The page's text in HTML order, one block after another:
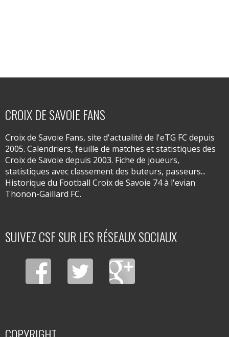
CROIX DE SAVOIE FANS
Croix de Savoie Fans, site d'actualité de l'eTG FC depuis
2005. Calendriers, feuille de matches et statistiques des
Croix de Savoie depuis 2003. Fiche de joueurs,
statistiques avec classement des buteurs, passeurs...
Historique du Football Croix de Savoie 74 à l'evian
Thonon-Gaillard FC.
SUIVEZ CSF SUR LES RÉSEAUX SOCIAUX